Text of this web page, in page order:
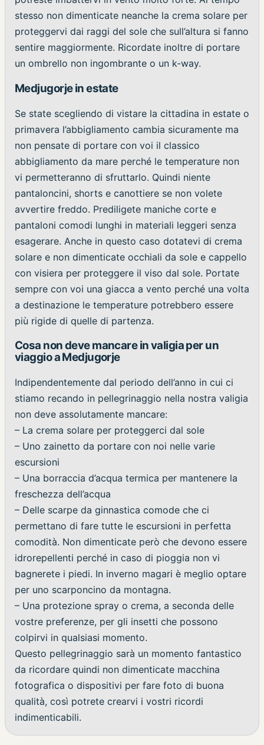
stesso non dimenticate neanche la crema solare per
proteggervi dai raggi del sole che sull’altura si fanno
sentire maggiormente. Ricordate inoltre di portare
un ombrello non ingombrante o un k-way.
Medjugorje in estate
Se state scegliendo di vistare la cittadina in estate o
primavera l’abbigliamento cambia sicuramente ma
non pensate di portare con voi il classico
abbigliamento da mare perché le temperature non
vi permetteranno di sfruttarlo. Quindi niente
pantaloncini, shorts e canottiere se non volete
avvertire freddo. Prediligete maniche corte e
pantaloni comodi lunghi in materiali leggeri senza
esagerare. Anche in questo caso dotatevi di crema
solare e non dimenticate occhiali da sole e cappello
con visiera per proteggere il viso dal sole. Portate
sempre con voi una giacca a vento perché una volta
a destinazione le temperature potrebbero essere
più rigide di quelle di partenza.
Cosa non deve mancare in valigia per un
viaggio a Medjugorje
Indipendentemente dal periodo dell’anno in cui ci
stiamo recando in pellegrinaggio nella nostra valigia
non deve assolutamente mancare:
– La crema solare per proteggerci dal sole
– Uno zainetto da portare con noi nelle varie
escursioni
– Una borraccia d’acqua termica per mantenere la
freschezza dell’acqua
– Delle scarpe da ginnastica comode che ci
permettano di fare tutte le escursioni in perfetta
comodità. Non dimenticate però che devono essere
idrorepellenti perché in caso di pioggia non vi
bagnerete i piedi. In inverno magari è meglio optare
per uno scarponcino da montagna.
– Una protezione spray o crema, a seconda delle
vostre preferenze, per gli insetti che possono
colpirvi in qualsiasi momento.
Questo pellegrinaggio sarà un momento fantastico
da ricordare quindi non dimenticate macchina
fotografica o dispositivi per fare foto di buona
qualità, così potrete crearvi i vostri ricordi
indimenticabili.